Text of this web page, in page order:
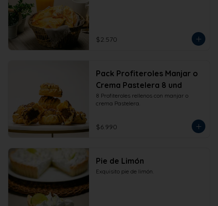
$2.570
Pack Profiteroles Manjar o
Crema Pastelera 8 und
8 Profiteroles rellenos con manjar o
crema Pastelera.
$6.990
Pie de Limón
Exquisito pie de limón.